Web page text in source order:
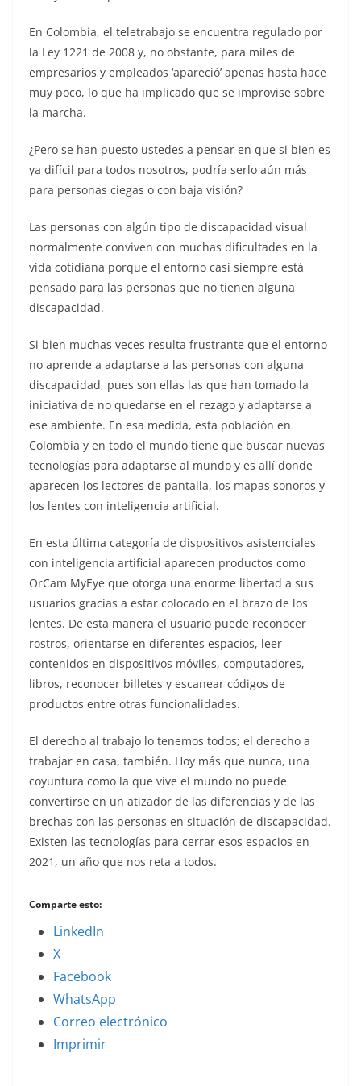
En Colombia, el teletrabajo se encuentra regulado por
la Ley 1221 de 2008 y, no obstante, para miles de
empresarios y empleados ‘apareció’ apenas hasta hace
muy poco, lo que ha implicado que se improvise sobre
la marcha.
¿Pero se han puesto ustedes a pensar en que si bien es
ya difícil para todos nosotros, podría serlo aún más
para personas ciegas o con baja visión?
Las personas con algún tipo de discapacidad visual
normalmente conviven con muchas dificultades en la
vida cotidiana porque el entorno casi siempre está
pensado para las personas que no tienen alguna
discapacidad.
Si bien muchas veces resulta frustrante que el entorno
no aprende a adaptarse a las personas con alguna
discapacidad, pues son ellas las que han tomado la
iniciativa de no quedarse en el rezago y adaptarse a
ese ambiente. En esa medida, esta población en
Colombia y en todo el mundo tiene que buscar nuevas
tecnologías para adaptarse al mundo y es allí donde
aparecen los lectores de pantalla, los mapas sonoros y
los lentes con inteligencia artificial.
En esta última categoría de dispositivos asistenciales
con inteligencia artificial aparecen productos como
OrCam MyEye que otorga una enorme libertad a sus
usuarios gracias a estar colocado en el brazo de los
lentes. De esta manera el usuario puede reconocer
rostros, orientarse en diferentes espacios, leer
contenidos en dispositivos móviles, computadores,
libros, reconocer billetes y escanear códigos de
productos entre otras funcionalidades.
El derecho al trabajo lo tenemos todos; el derecho a
trabajar en casa, también. Hoy más que nunca, una
coyuntura como la que vive el mundo no puede
convertirse en un atizador de las diferencias y de las
brechas con las personas en situación de discapacidad.
Existen las tecnologías para cerrar esos espacios en
2021, un año que nos reta a todos.
Comparte esto:
LinkedIn
X
Facebook
WhatsApp
Correo electrónico
Imprimir